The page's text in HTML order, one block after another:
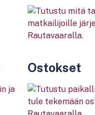
Ostokset